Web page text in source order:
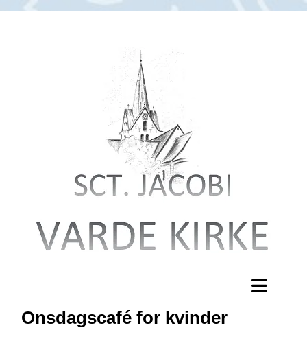
Onsdagscafé for kvinder